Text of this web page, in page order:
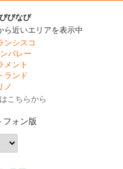
びなび
ら近いエリアを表示中
ンシスコ
バレー
メント
ランド
ノ
こちらから
フォン版